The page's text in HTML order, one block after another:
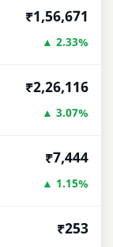
₹1,56,671
▲ 2.33%
₹2,26,116
▲ 3.07%
₹7,444
▲ 1.15%
₹253